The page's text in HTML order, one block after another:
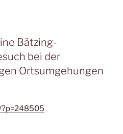
Bätzing-
bei der
Ortsumgehungen